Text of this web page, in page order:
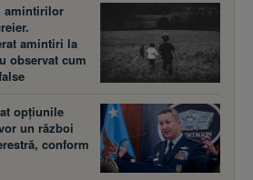
amintirilor
amintiri la
observat cum
opțiunile
un război
conform